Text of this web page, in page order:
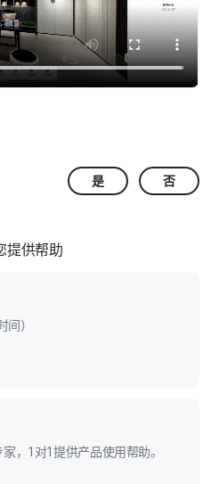
是 否
提供帮助
间）
，1对1提供产品使用帮助。